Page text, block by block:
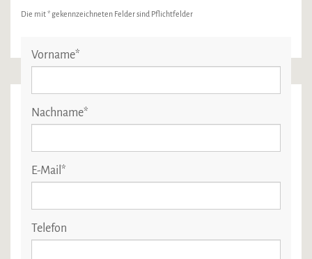
Die mit * gekennzeichneten Felder sind Pflichtfelder
Vorname*
Nachname*
E-Mail *
Telefon